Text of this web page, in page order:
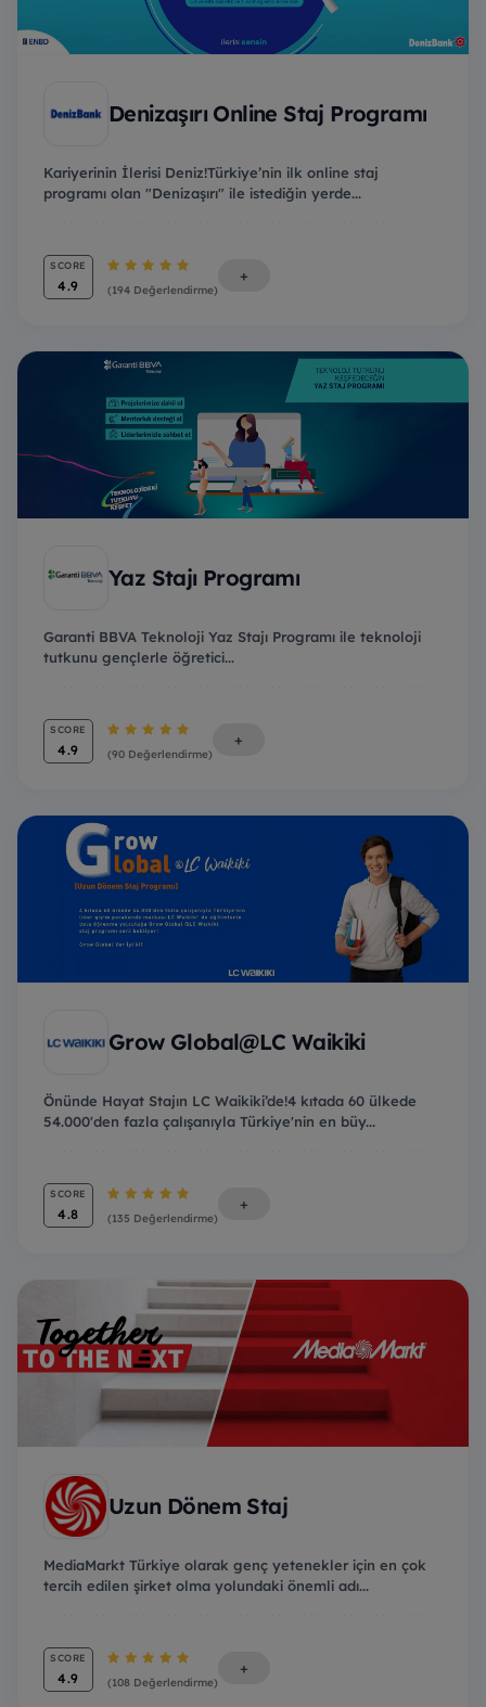
Denizaşırı Online Staj Programı
Kariyerinin İlerisi Deniz!Türkiye’nin ilk online staj
programı olan "Denizaşırı" ile istediğin yerde...
SCORE
4.9 (194 Değerlendirme)
+
Yaz Stajı Programı
Garanti BBVA Teknoloji Yaz Stajı Programı ile teknoloji
tutkunu gençlerle öğretici...
SCORE
4.9 (90 Değerlendirme)
+
Grow Global@LC Waikiki
Önünde Hayat Stajın LC Waikiki’de!4 kıtada 60 ülkede
54.000'den fazla çalışanıyla Türkiye'nin en büy...
SCORE
4.8 (135 Değerlendirme)
+
Uzun Dönem Staj
MediaMarkt Türkiye olarak genç yetenekler için en çok
tercih edilen şirket olma yolundaki önemli adı...
SCORE
4.9 (108 Değerlendirme)
+